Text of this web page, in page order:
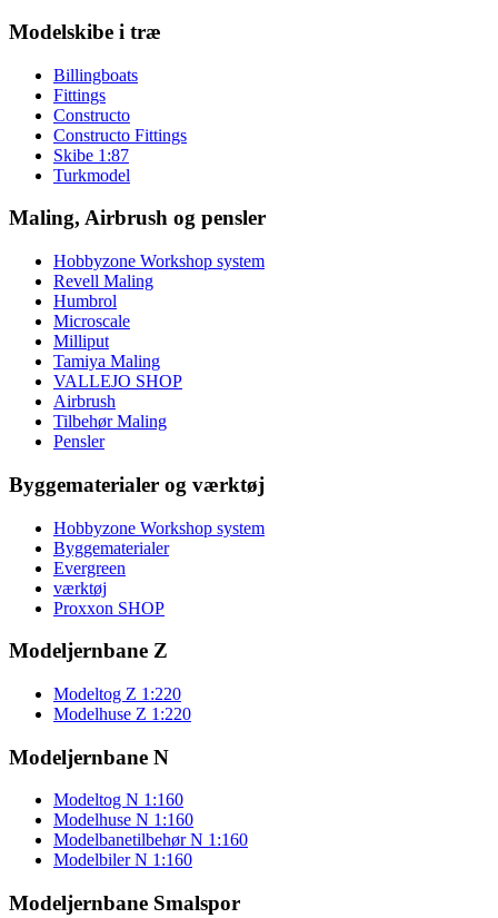
Modelskibe i træ
Billingboats
Fittings
Constructo
Constructo Fittings
Skibe 1:87
Turkmodel
Maling, Airbrush og pensler
Hobbyzone Workshop system
Revell Maling
Humbrol
Microscale
Milliput
Tamiya Maling
VALLEJO SHOP
Airbrush
Tilbehør Maling
Pensler
Byggematerialer og værktøj
Hobbyzone Workshop system
Byggematerialer
Evergreen
værktøj
Proxxon SHOP
Modeljernbane Z
Modeltog Z 1:220
Modelhuse Z 1:220
Modeljernbane N
Modeltog N 1:160
Modelhuse N 1:160
Modelbanetilbehør N 1:160
Modelbiler N 1:160
Modeljernbane Smalspor